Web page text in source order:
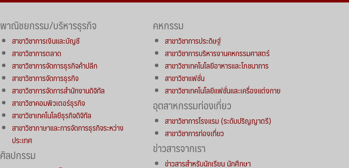
พาณิชยกรรม/บริหารธุรกิจ
สาขาวิชาการเงินและบัญชี
สาขาวิชาการตลาด
สาขาวิชาการจัดการธุรกิจค้าปลีก
สาขาวิชาการจัดการธุรกิจ
สาขาวิชาการจัดการสำนักงานดิจิทัล
สาขาวิชาคอมพิวเตอร์ธุรกิจ
สาขาวิชาเทคโนโลยีธุรกิจดิจิทัล
สาขาวิชาภาษาและการจัดการธุรกิจระหว่าง
ประเทศ
ศิลปกรรม
คหกรรม
สาขาวิชาการประดิษฐ์
สาขาวิชาการบริหารงานคหกรรมศาสตร์
สาขาวิชาเทคโนโลยีอาหารและโภชนาการ
สาขาวิชาแฟชั่น
สาขาวิชาเทคโนโลยีแฟชั่นและเครื่องแต่งกาย
อุตสาหกรรมท่องเที่ยว
สาขาวิชาการโรงแรม (ระดับปริญญาตรี)
สาขาวิชาการท่องเที่ยว
ข่าวสารจากเรา
ข่าวสารสำหรับนักเรียน นักศึกษา